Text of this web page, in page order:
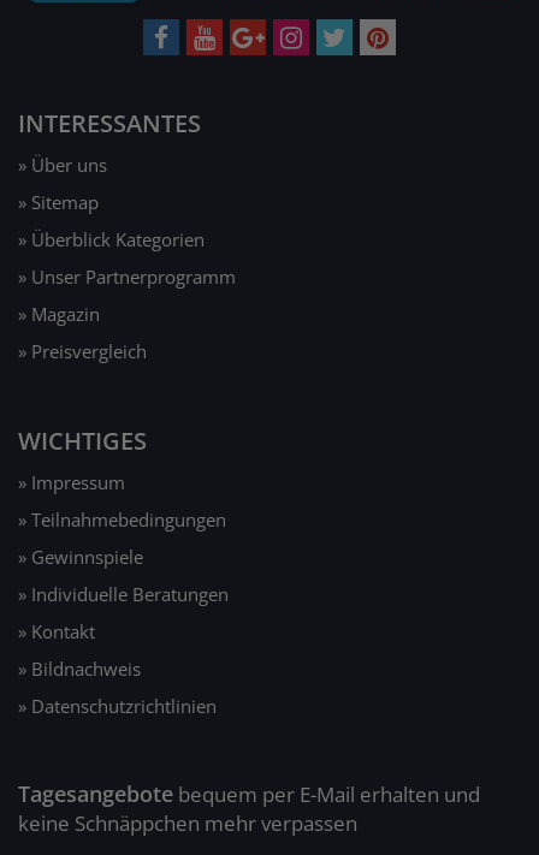
INTERESSANTES
» Über uns
» Sitemap
» Überblick Kategorien
» Unser Partnerprogramm
» Magazin
» Preisvergleich
WICHTIGES
» Impressum
» Teilnahmebedingungen
» Gewinnspiele
» Individuelle Beratungen
» Kontakt
» Bildnachweis
» Datenschutzrichtlinien
Tagesangebote bequem per E-Mail erhalten und
keine Schnäppchen mehr verpassen